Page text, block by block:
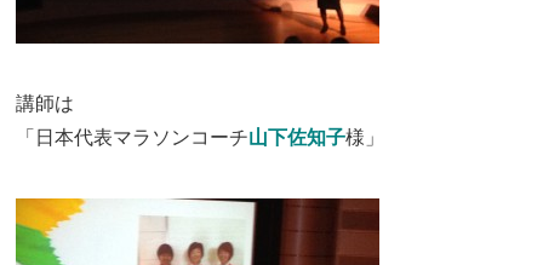
講師は
「日本代表マラソンコーチ山下佐知子様」